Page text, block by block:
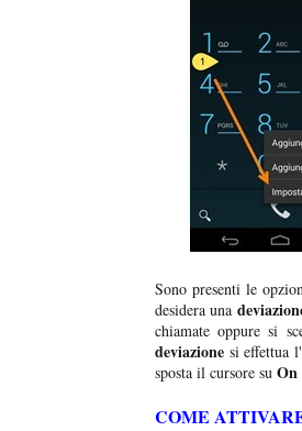
Sono presenti le
desidera una
chiamate oppure si
deviazione si effettua
sposta il cursore su On
COME